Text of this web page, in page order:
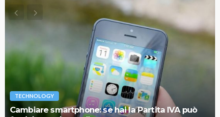
TECHNOLOGY
Cambiare smartphone: se hai la Partita IVA può